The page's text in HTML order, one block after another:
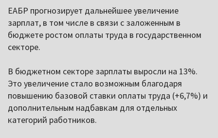
ЕАБР прогнозирует дальнейшее увеличение
зарплат, в том числе в связи с заложенным в
бюджете ростом оплаты труда в государственном
секторе.
В бюджетном секторе зарплаты выросли на 13%.
Это увеличение стало возможным благодаря
повышению базовой ставки оплаты труда (+6,7%) и
дополнительным надбавкам для отдельных
категорий работников.